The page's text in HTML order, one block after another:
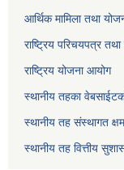
आर्थिक मामिला तथा
राष्ट्रिय परिचयपत्र
राष्ट्रिय योजना आयोग
स्थानीय तहका
स्थानीय तह संस्थागत
स्थानीय तह वित्तीय